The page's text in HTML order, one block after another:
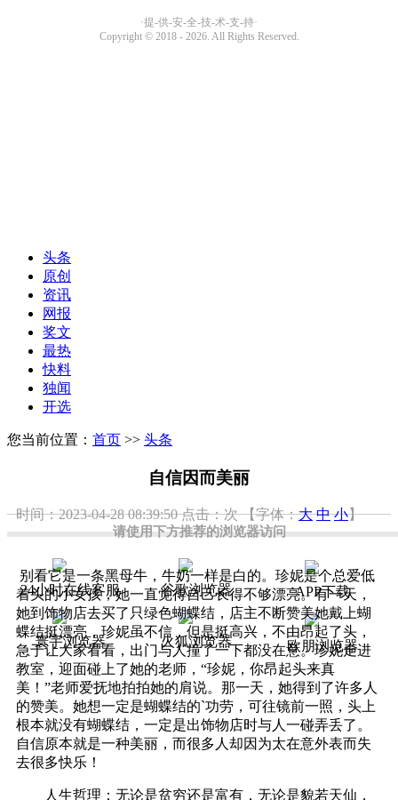
请使用下方推荐的浏览器访问
24小时在线客服 谷歌浏览器 APP下载
寰宇浏览器 火狐浏览器 欧朋浏览器
头条
原创
资讯
网报
奖文
最热
快料
独闻
开选
您当前位置： 首页 >> 头条
自信因而美丽
时间：2023-04-28 08:39:50点击：次 【字体：大 中 小】
别看它是一条黑母牛，牛奶一样是白的。珍妮是个总爱低
着头的小女孩，她一直觉得自己长得不够漂亮。有一天，
她到饰物店去买了只绿色蝴蝶结，店主不断赞美她戴上蝴
蝶结挺漂亮，珍妮虽不信，但是挺高兴，不由昂起了头，
急于让大家看看，出门与人撞了一下都没在意。珍妮走进
教室，迎面碰上了她的老师，“珍妮，你昂起头来真
美！”老师爱抚地拍拍她的肩说。那一天，她得到了许多人
的赞美。她想一定是蝴蝶结的`功劳，可往镜前一照，头上
根本就没有蝴蝶结，一定是出饰物店时与人一碰弄丢了。
自信原本就是一种美丽，而很多人却因为太在意外表而失
去很多快乐！
人生哲理：无论是贫穷还是富有，无论是貌若天仙，